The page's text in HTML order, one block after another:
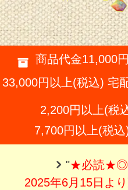
商品代金11,000
33,000円以上(税込) 宅
2,200円以上(税
7,700円以上(税
"★必読★◎
2025年6月15日よ